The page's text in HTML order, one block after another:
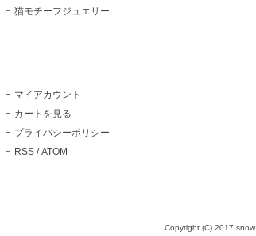
猫モチーフジュエリー
マイアカウント
カートを見る
プライバシーポリシー
RSS /ATOM
Copyright (C) 2017